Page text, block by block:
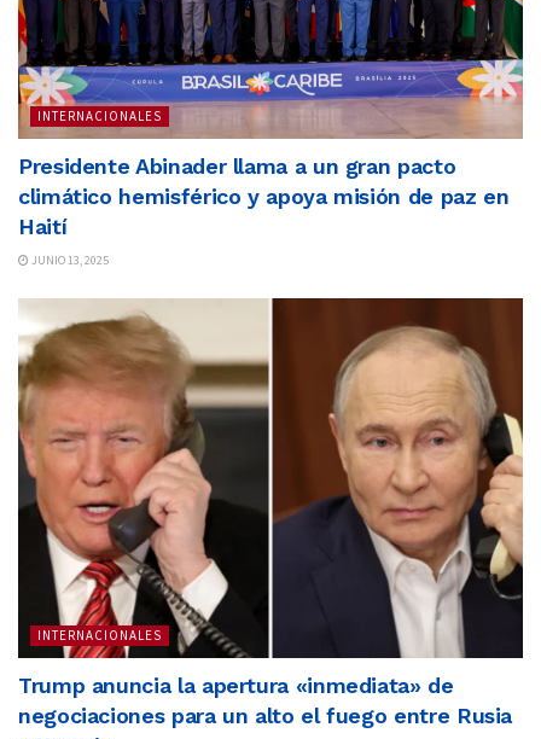
INTERNACIONALES
Presidente Abinader llama a un gran pacto
climático hemisférico y apoya misión de paz en
Haití
JUNIO 13, 2025
INTERNACIONALES
Trump anuncia la apertura «inmediata» de
negociaciones para un alto el fuego entre Rusia